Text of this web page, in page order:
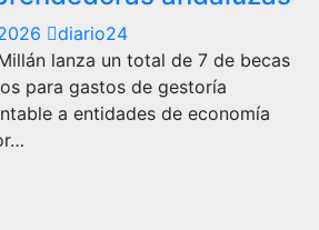
diario24
lanza un total de 7 de becas
para gastos de gestoría
a entidades de economía